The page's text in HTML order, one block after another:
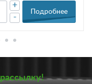
-
+
Подробнее